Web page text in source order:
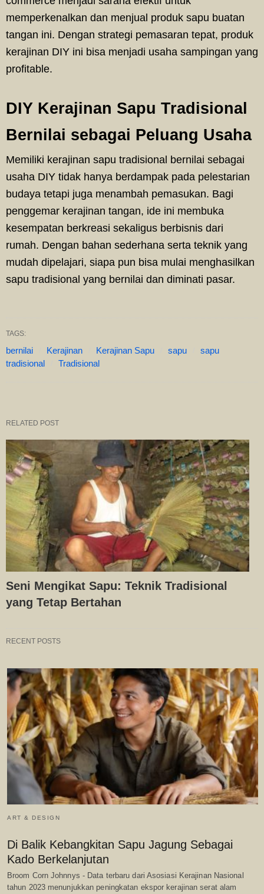
memperkenalkan dan menjual produk sapu buatan
tangan ini. Dengan strategi pemasaran tepat, produk
kerajinan DIY ini bisa menjadi usaha sampingan yang
profitable.
DIY Kerajinan Sapu Tradisional
Bernilai sebagai Peluang Usaha
Memiliki kerajinan sapu tradisional bernilai sebagai
usaha DIY tidak hanya berdampak pada pelestarian
budaya tetapi juga menambah pemasukan. Bagi
penggemar kerajinan tangan, ide ini membuka
kesempatan berkreasi sekaligus berbisnis dari
rumah. Dengan bahan sederhana serta teknik yang
mudah dipelajari, siapa pun bisa mulai menghasilkan
sapu tradisional yang bernilai dan diminati pasar.
TAGS:
bernilai Kerajinan Kerajinan Sapu sapu
sapu
tradisional
Tradisional
RELATED POST
Seni Mengikat Sapu: Teknik Tradisional
yang Tetap Bertahan
RECENT POSTS
ART & DESIGN
Di Balik Kebangkitan Sapu Jagung Sebagai
Kado Berkelanjutan
Broom Corn Johnnys - Data terbaru dari Asosiasi Kerajinan Nasional
tahun 2023 menunjukkan peningkatan ekspor kerajinan serat alam